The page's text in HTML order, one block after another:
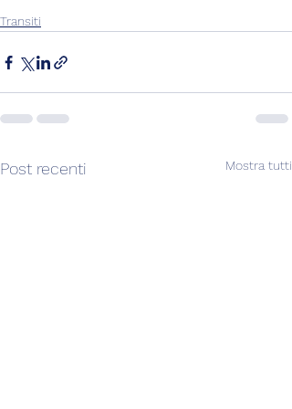
Transiti
Post recenti Mostra tutti